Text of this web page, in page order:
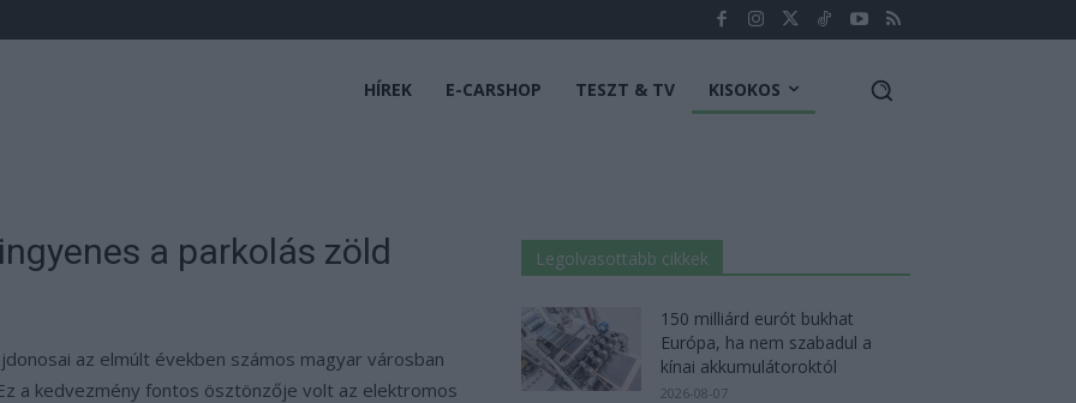
HÍREK E-CARSHOP TESZT & TV KISOKOS
a parkolás zöld
az elmúlt években számos magyar városban
a kedvezmény fontos ösztönzője volt az elektromos
Legolvasottabb cikkek
150 milliárd eurót bukhat
Európa, ha nem szabadul a
kínai akkumulátoroktól
2026-08-07